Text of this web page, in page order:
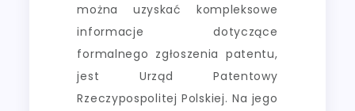
można uzyskać kompleksowe
informacje dotyczące
formalnego zgłoszenia patentu,
jest Urząd Patentowy
Rzeczypospolitej Polskiej. Na jego